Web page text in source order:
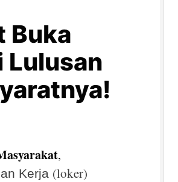
Buka
Lulusan
,
Kerja (loker)